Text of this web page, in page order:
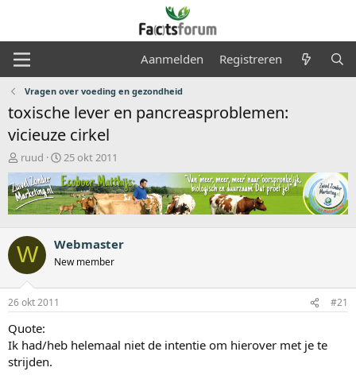
Aanmelden Registreren
Vragen over voeding en gezondheid
toxische lever en pancreasproblemen:
vicieuze cirkel
O
n
d
e
r
e
r
p
s
t
a
r
t
e
r
ruud
S
t
a
r
t
a
t
m
25 okt 2011
W Webmaster
New member
26 okt 2011 #21
Quote:
Ik had/heb helemaal niet de intentie om hierover met je te
strijden.